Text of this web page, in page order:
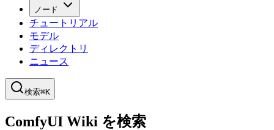
ノード
チュートリアル
モデル
ディレクトリ
ニュース
検索⌘K
ComfyUI Wiki を検索